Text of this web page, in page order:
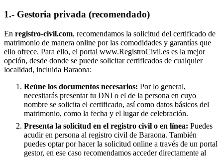
1.- Gestoria privada (recomendado)
En registro-civil.com, recomendamos la solicitud del certificado de
matrimonio de manera online por las comodidades y garantías que
ello ofrece. Para ello, el portal www.RegistroCivil.es es la mejor
opción, desde donde se puede solicitar certificados de cualquier
localidad, incluida Baraona:
Reúne los documentos necesarios: Por lo general,
necesitarás presentar tu DNI o el de la persona en cuyo
nombre se solicita el certificado, así como datos básicos del
matrimonio, como la fecha y el lugar de celebración.
Presenta la solicitud en el registro civil o en línea: Puedes
acudir en persona al registro civil de Baraona. También
puedes optar por hacer la solicitud online a través de un portal
gestor, en ese caso recomendamos acceder directamente al